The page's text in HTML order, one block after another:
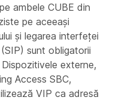
ambele CUBE din
pe aceeași
și legarea interfeței
sunt obligatorii
externe,
Access SBC,
VIP ca adresă